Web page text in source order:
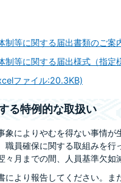
制等に関する届出書類のご案
制等に関する届出様式（指定
ファイル:20.3KB)
る特例的な取扱い
象によりやむを得ない事情
職員確保に関する取組みを
々月までの間、人員基準欠如
により報告してください。